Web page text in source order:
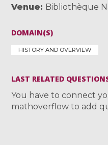
Venue
Bibliothèque
DOMAIN(S)
HISTORY AND OVERVIEW
LAST RELATED
You have to connect
mathoverflow to add